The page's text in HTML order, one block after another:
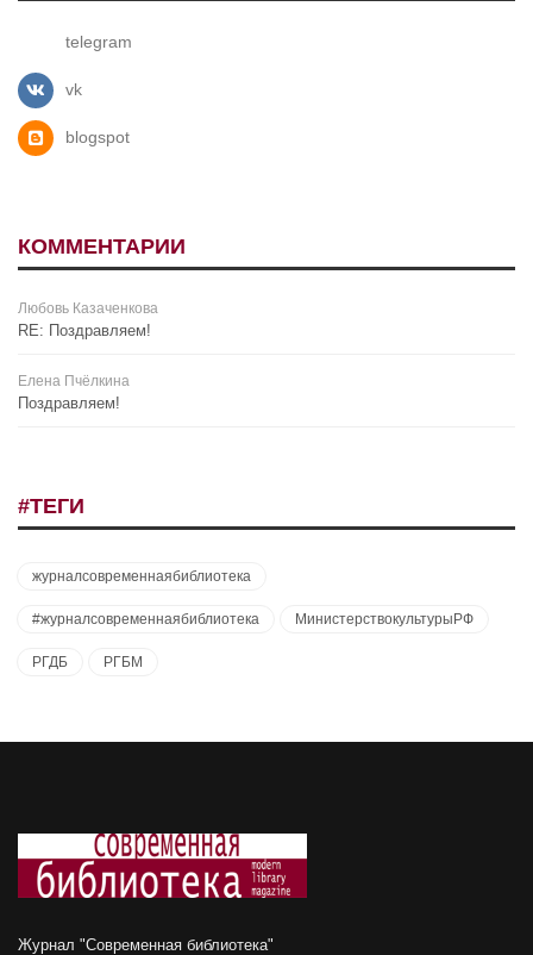
telegram
vk
blogspot
КОММЕНТАРИИ
Любовь Казаченкова
RE: Поздравляем!
Елена Пчёлкина
Поздравляем!
#ТЕГИ
журналсовременнаябиблиотека
#журналсовременнаябиблиотека МинистерствокультурыРФ
РГДБ РГБМ
Журнал "Современная библиотека"